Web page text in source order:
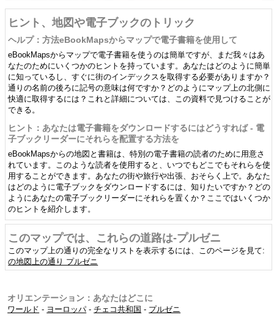
ヒント、地図や電子ブックのトリック
ヘルプ：方法eBookMapsからマップで電子書籍を使用して
eBookMapsからマップで電子書籍を使うのは簡単ですが、まだ我々はあ
なたのためにいくつかのヒントを持っています。あなたはどのように簡単
に知っているし、すぐに街のインデックスを取得する必要がありますか？
通りの名前の後ろに記号の意味は何ですか？どのようにマップ上の北側に
快適に取得するには？これと詳細については、この資料で見つけることが
できる。
ヒント：あなたは電子書籍をダウンロードするにはどうすれば - 電
子ブックリーダーにそれらを配置する方法を
eBookMapsからの地図と書籍は、特別の電子書籍の読者のために用意さ
れています。このような読者を使用すると、いつでもどこでもそれらを使
用することができます。あなたの街や旅行や出張、おそらく上で。あなた
はどのように電子ブックをダウンロードするには、知りたいですか？どの
ようにあなたの電子ブックリーダーにそれらを置くか？ここではいくつか
のヒントを紹介します。
このマップでは、これらの道路は-プルゼニ
このマップ上の通りの完全なリストを表示するには、このページを見て:
の地図上の通り プルゼニ
オリエンテーション：あなたはどこに
ワールド - ヨーロッパ -チェコ共和国 - プルゼニ